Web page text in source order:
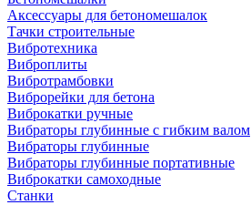
Аксессуары для бетономешалок
Тачки строительные
Вибротехника
Виброплиты
Вибротрамбовки
Виброрейки для бетона
Виброкатки ручные
Вибраторы глубинные с гибким валом
Вибраторы глубинные
Вибраторы глубинные портативные
Виброкатки самоходные
Станки